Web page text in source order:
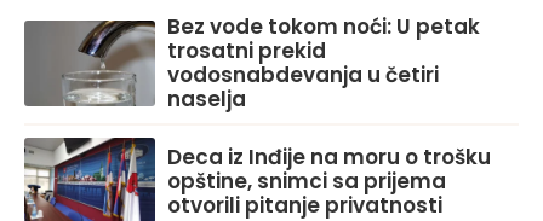
Bez vode tokom noći: U petak
trosatni prekid
vodosnabdevanja u četiri
naselja
Deca iz Inđije na moru o trošku
opštine, snimci sa prijema
otvorili pitanje privatnosti